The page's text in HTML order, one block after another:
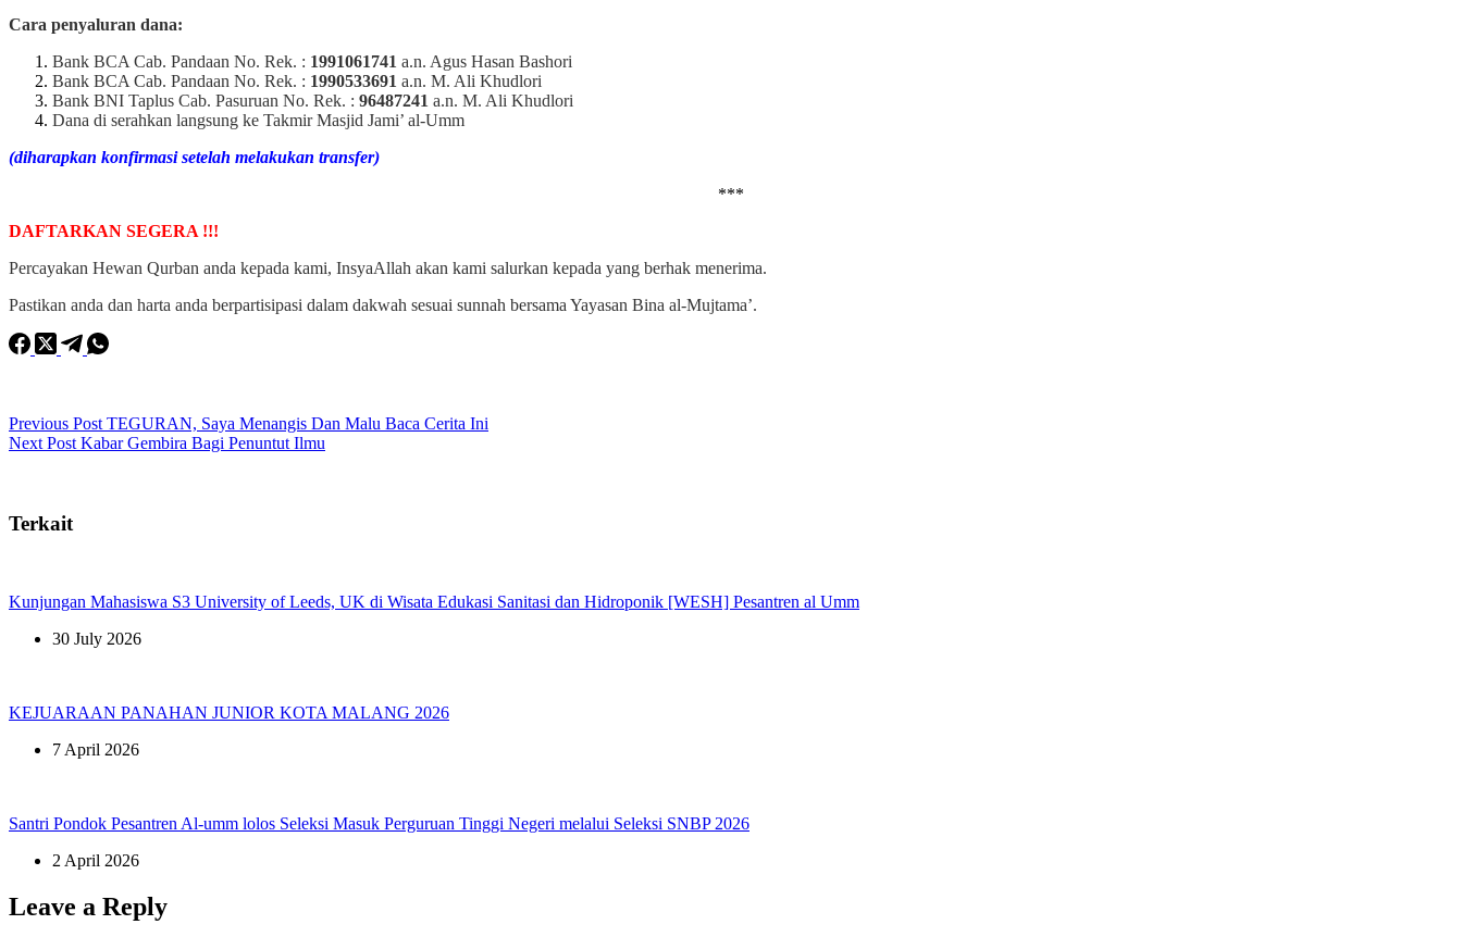
Cara penyaluran dana:
Bank BCA Cab. Pandaan No. Rek. : 1991061741 a.n. Agus Hasan Bashori
Bank BCA Cab. Pandaan No. Rek. : 1990533691 a.n. M. Ali Khudlori
Bank BNI Taplus Cab. Pasuruan No. Rek. : 96487241 a.n. M. Ali Khudlori
Dana di serahkan langsung ke Takmir Masjid Jami’ al-Umm
(diharapkan konfirmasi setelah melakukan transfer)
***
DAFTARKAN SEGERA !!!
Percayakan Hewan Qurban anda kepada kami, InsyaAllah akan kami salurkan kepada yang berhak menerima.
Pastikan anda dan harta anda berpartisipasi dalam dakwah sesuai sunnah bersama Yayasan Bina al-Mujtama’.
Previous Post TEGURAN, Saya Menangis Dan Malu Baca Cerita Ini
Next Post Kabar Gembira Bagi Penuntut Ilmu
Terkait
Kunjungan Mahasiswa S3 University of Leeds, UK di Wisata Edukasi Sanitasi dan Hidroponik [WESH] Pesantren al Umm
30 July 2026
KEJUARAAN PANAHAN JUNIOR KOTA MALANG 2026
7 April 2026
Santri Pondok Pesantren Al-umm lolos Seleksi Masuk Perguruan Tinggi Negeri melalui Seleksi SNBP 2026
2 April 2026
Leave a Reply